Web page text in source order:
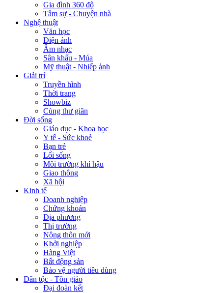
Gia đình 360 độ
Tâm sự - Chuyện nhà
Nghệ thuật
Văn học
Điện ảnh
Âm nhạc
Sân khấu - Múa
Mỹ thuật - Nhiếp ảnh
Giải trí
Truyền hình
Thời trang
Showbiz
Cùng thư giãn
Đời sống
Giáo dục - Khoa học
Y tế - Sức khoẻ
Bạn trẻ
Lối sống
Môi trường khí hậu
Giao thông
Xã hội
Kinh tế
Doanh nghiệp
Chứng khoán
Địa phương
Thị trường
Nông thôn mới
Khởi nghiệp
Hàng Việt
Bất động sản
Bảo vệ người tiêu dùng
Dân tộc - Tôn giáo
Đại đoàn kết